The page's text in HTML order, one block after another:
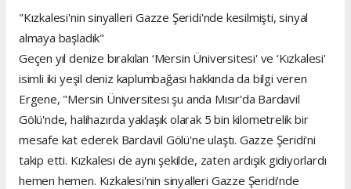
"Kızkalesi'nin sinyalleri Gazze Şeridi'nde kesilmişti, sinyal
almaya başladık"
Geçen yıl denize bırakılan ‘Mersin Üniversitesi' ve ‘Kızkalesi'
isimli iki yeşil deniz kaplumbağası hakkında da bilgi veren
Ergene, "Mersin Üniversitesi şu anda Mısır'da Bardavil
Gölü'nde, halihazırda yaklaşık olarak 5 bin kilometrelik bir
mesafe kat ederek Bardavil Gölü'ne ulaştı. Gazze Şeridi'ni
takip etti. Kızkalesi de aynı şekilde, zaten ardışık gidiyorlardı
hemen hemen. Kızkalesi'nin sinyalleri Gazze Şeridi'nde